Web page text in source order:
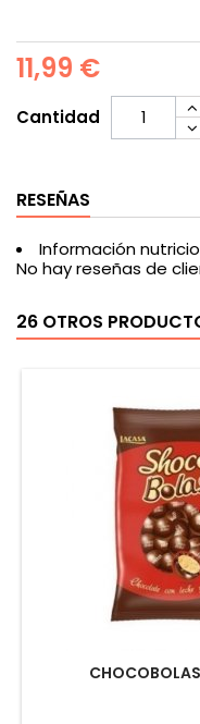
11,99 €
Cantidad
RESEÑAS
Información
No hay reseñas de
26 OTROS